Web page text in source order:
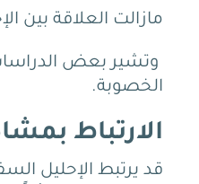
مازالت العلاقة
وتشير بعض
الخصوبة.
الارتباط
قد يرتبط الإحليل